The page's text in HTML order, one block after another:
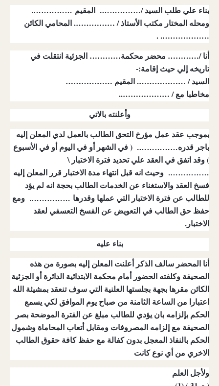
بناء علي طلب السيد /……………. المقيم …………….
ومحله المختار مكتب الأستاذ / ……………. المحامي الكائن
………………. .
أنا /………… محضر محكمة………… الجزئية انتقلت في
تاريخه إلي حيث إقامة:-
السيد / ………………. المقيم ………………
مخاطبا مع / ………………..
وأعلنته بالاتي
بموجب عقد عمل مؤرخ التحق الطالب بالعمل لدي المعلن إليه
باجر قدره……………. ( في الشهر أو في اليوم أو في الأسبوع
) وقد اتفق في العقد علي تحديد فترة الاختبار \
……………. وحيث انه قبل انتهاء مدة الاختبار قرر المعلن إليه
فسخ العقد والاستغناء عن الخدمات الطالب بحجة انه لم يؤد
للطالب عن فترة الاختبار التي عملها وقدرها ……………. ومع
حفظ حق الطالب في التعويض عن الفسخ التعسفي لعقد
الاختبار.
بناء عليه
أنا المحضر سالف الذكر أعلنت المعلن إليه بصورة من هذه
الصحيفة وكلفته الحضور أمام محكمة الابتدائية الدائرة أو الجزئية
الكائن مقرها بجهة بجلستها العلنية التي سوف تنعقد بمشيئة الله
اعتبارا من الساعة الثامنة من صباح يوم الموافق لكي يسمع
الحكم بإلزامه بان يؤدي للطالب مبلغ عن الفترة الموضحة بصر
الصحيفة مع إلزامه المصروفات ومقابل أتعاب المحاماة وشمول
الحكم بالنفاذ المعجل بدون كفالة مع حفظ كافة حقوق الطالب
الاخري من أي نوع كانت
ولأجل العلم